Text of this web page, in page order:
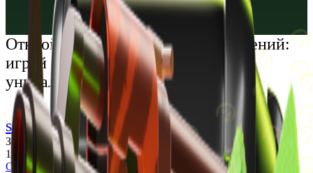
Українська
Открой мир премиальных развлечений:
играй честно и наслаждайся
уникальными впечатлениями
support@cs-wiki.org
Заходя на этот сайт, вы подтверждаете, что вам исполнилось
18 лет. Проблемы с азартными играми?
Обратится за помощью